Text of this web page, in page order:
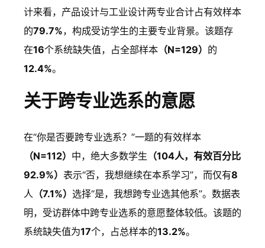
计来看，产品设计与工业设计两专业合计占有效样本
的79.7%，构成受访学生的主要专业背景。该题存
在16个系统缺失值，占全部样本 （N=129） 的
12.4%。
关于跨专业选系的意愿
在“你是否要跨专业选系？”一题的有效样本
（N=112） 中，绝大多数学生 （104人，有效百分比
92.9%） 表示“否，我想继续在本系学习”，而仅有8
人 （7.1%） 选择“是，我想跨专业选其他系”。数据表
明，受访群体中跨专业选系的意愿整体较低。该题的
系统缺失值为17个，占总样本的13.2%。